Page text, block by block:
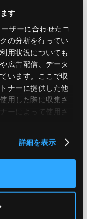
す
ザーに合わせたコ
の分析を行ってい
用状況についても
広告配信、データ
います。ここで収
ナーに提供した他
用した際に収集さ
ーによって使用さ
詳細を表示
ON PREMISE
#エンジニア